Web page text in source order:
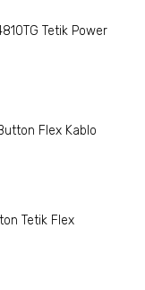
Tetik Power
Flex Kablo
Tetik Flex